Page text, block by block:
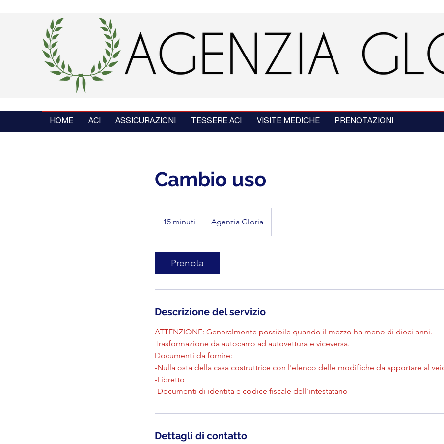
HOME ACI ASSICURAZIONI TESSERE ACI VISITE MEDICHE PRENOTAZIONI
Cambio uso
15 minuti
5
n
t
Agenzia Gloria
Prenota
Descrizione del servizio
ATTENZIONE: Generalmente possibile quando il mezzo ha meno di dieci anni.
Trasformazione da autocarro ad autovettura e viceversa.
Documenti da fornire:
-Nulla osta della casa costruttrice con l'elenco delle modifiche da apportare al
-Libretto
-Documenti di identità e codice fiscale dell'intestatario
Dettagli di contatto